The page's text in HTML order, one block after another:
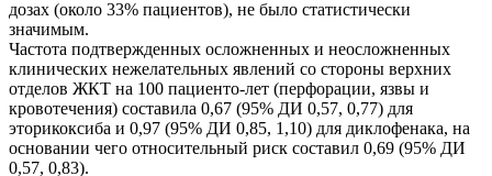
дозах (около 33% пациентов), не было статистически
значимым.
Частота подтвержденных осложненных и неосложненных
клинических нежелательных явлений со стороны верхних
отделов ЖКТ на 100 пациенто-лет (перфорации, язвы и
кровотечения) составила 0,67 (95% ДИ 0,57, 0,77) для
эторикоксиба и 0,97 (95% ДИ 0,85, 1,10) для диклофенака, на
основании чего относительный риск составил 0,69 (95% ДИ
0,57, 0,83).